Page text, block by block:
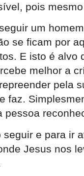
pois
um
se ficam por
E isto é
melhor a
pela
faz.
pessoa
e para ir
Jesus nos